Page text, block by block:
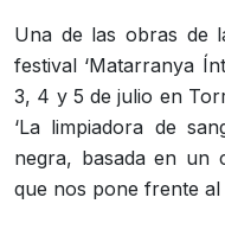
Una de las obras de
festival ‘Matarranya
3, 4 y 5 de julio en
‘La limpiadora de
negra, basada en un
que nos pone frente al